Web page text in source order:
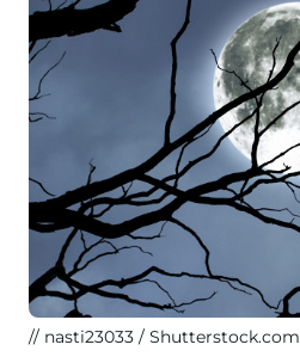
nasti23033 / Shutterstock.com